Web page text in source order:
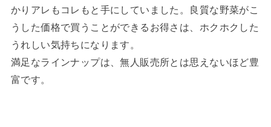
かりアレもコレもと手にしていました。良質な野菜がこ
うした価格で買うことができるお得さは、ホクホクした
うれしい気持ちになります。
満足なラインナップは、無人販売所とは思えないほど豊
富です。